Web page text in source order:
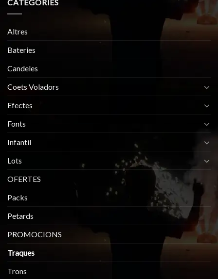
CATEGORIES
Altres
Bateries
Candeles
Coets Voladors
Efectes
Fonts
Infantil
Lots
OFERTES
Packs
Petards
PROMOCIONS
Traques
Trons